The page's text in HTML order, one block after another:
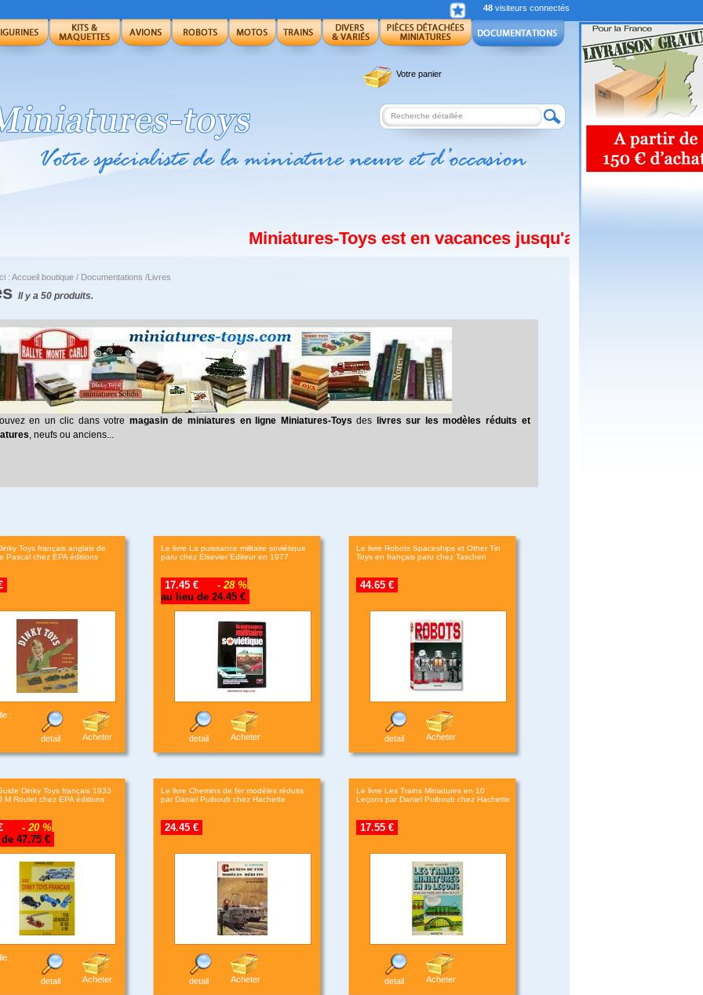
48visiteurs connectés
Votre panier
Miniatures-Toys est en vacances jusqu'au 19 Août 2026,
: Accueil boutique/ Documentations /Livres
Il y a 50 produits.
en un clic dans votre magasin de miniatures en ligne Miniatures-Toys des
livres sur les modèles réduits et
, neufs ou anciens...
Toys français anglais de
Pascal chez EPA éditions
:
detail
Acheter
Le livre La puissance militaire soviétique
paru chez Elsevier Editeur en 1977
17.45 €
- 28 %
au lieu de 24.45 €
detail Acheter
Le livre Robots Spaceships et Other Tin
Toys en français paru chez Taschen
44.65 €
detail Acheter
Dinky Toys français 1933
M Roulet chez EPA éditions
€
- 20 %
47.75 €
:
detail
Acheter
Le livre Chemins de fer modèles réduits
par Daniel Puiboub chez Hachette
24.45 €
detail Acheter
Le livre Les Trains Miniatures en 10
Leçons par Daniel Puiboub chez Hachette
17.55 €
detail Acheter